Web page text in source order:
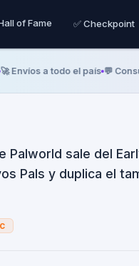
of Fame ✅ Checkpoint
a todo el país 💬
versión
el
Palworld sale del
Pals y duplica el